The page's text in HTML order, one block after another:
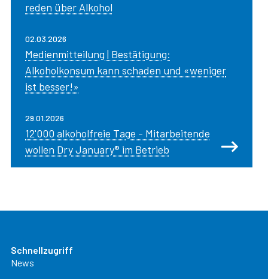
reden über Alkohol
02.03.2026
Medienmitteilung | Bestätigung:
Alkoholkonsum kann schaden und «weniger
ist besser!»
29.01.2026
12'000 alkoholfreie Tage - Mitarbeitende
wollen Dry January® im Betrieb
Schnellzugriff
News